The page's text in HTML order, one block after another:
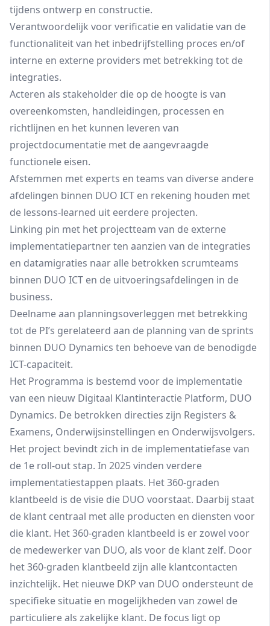
tijdens ontwerp en constructie.
Verantwoordelijk voor verificatie en validatie van de
functionaliteit van het inbedrijfstelling proces en/of
interne en externe providers met betrekking tot de
integraties.
Acteren als stakeholder die op de hoogte is van
overeenkomsten, handleidingen, processen en
richtlijnen en het kunnen leveren van
projectdocumentatie met de aangevraagde
functionele eisen.
Afstemmen met experts en teams van diverse andere
afdelingen binnen DUO ICT en rekening houden met
de lessons-learned uit eerdere projecten.
Linking pin met het projectteam van de externe
implementatiepartner ten aanzien van de integraties
en datamigraties naar alle betrokken scrumteams
binnen DUO ICT en de uitvoeringsafdelingen in de
business.
Deelname aan planningsoverleggen met betrekking
tot de PI’s gerelateerd aan de planning van de sprints
binnen DUO Dynamics ten behoeve van de benodigde
ICT-capaciteit.
Het Programma is bestemd voor de implementatie
van een nieuw Digitaal Klantinteractie Platform, DUO
Dynamics. De betrokken directies zijn Registers &
Examens, Onderwijsinstellingen en Onderwijsvolgers.
Het project bevindt zich in de implementatiefase van
de 1e roll-out stap. In 2025 vinden verdere
implementatiestappen plaats. Het 360-graden
klantbeeld is de visie die DUO voorstaat. Daarbij staat
de klant centraal met alle producten en diensten voor
die klant. Het 360-graden klantbeeld is er zowel voor
de medewerker van DUO, als voor de klant zelf. Door
het 360-graden klantbeeld zijn alle klantcontacten
inzichtelijk. Het nieuwe DKP van DUO ondersteunt de
specifieke situatie en mogelijkheden van zowel de
particuliere als zakelijke klant. De focus ligt op